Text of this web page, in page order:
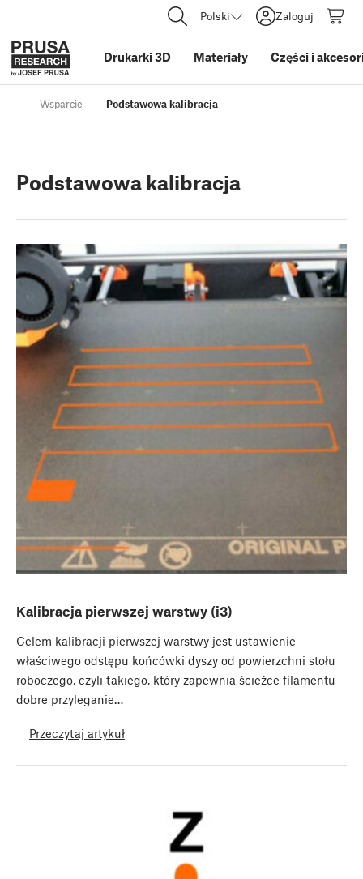
Polski Zaloguj
Drukarki 3D Materiały Części i
Wsparcie Podstawowa kalibracja
Podstawowa kalibracja
Kalibracja pierwszej warstwy (i3)
Celem kalibracji pierwszej warstwy jest ustawienie
właściwego odstępu końcówki dyszy od powierzchni stołu
roboczego, czyli takiego, który zapewnia ścieżce filamentu
dobre przyleganie…
Przeczytaj artykuł